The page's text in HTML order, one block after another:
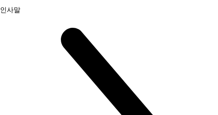
인사말